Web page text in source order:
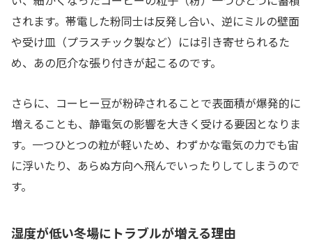
されます。帯電した粉同士は反発し合い、逆にミルの壁面
や受け皿（プラスチック製など）には引き寄せられるた
め、あの厄介な張り付きが起こるのです。
さらに、コーヒー豆が粉砕されることで表面積が爆発的に
増えることも、静電気の影響を大きく受ける要因となりま
す。一つひとつの粒が軽いため、わずかな電気の力でも宙
に浮いたり、あらぬ方向へ飛んでいったりしてしまうので
す。
湿度が低い冬場にトラブルが増える理由